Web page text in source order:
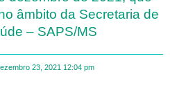
âmbito da Secretaria de
– SAPS/MS
23, 2021 12:04 pm